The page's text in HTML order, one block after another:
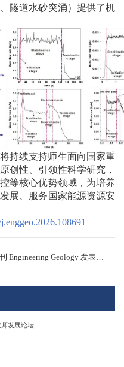
隧道水砂突涌）提供了机
持续支持师生面向国家重
创性、引领性科学研究，
等核心优势领域，为培养
展、服务国家能源资源安
下一篇：我院博士后梁晋熙在国际期刊 Engineering Geology 发表论文
师发展论坛